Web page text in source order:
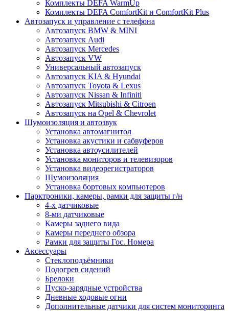
Комплекты DEFA WarmUp
Комплекты DEFA ComfortKit и ComfortKit Plus
Автозапуск и управление с телефона
Автозапуск BMW & MINI
Автозапуск Audi
Автозапуск Mercedes
Автозапуск VW
Универсальный автозапуск
Автозапуск KIA & Hyundai
Автозапуск Toyota & Lexus
Автозапуск Nissan & Infiniti
Автозапуск Mitsubishi & Citroen
Автозапуск на Opel & Chevrolet
Шумоизоляция и автозвук
Установка автомагнитол
Установка акустики и сабвуферов
Установка автоусилителей
Установка мониторов и телевизоров
Установка видеорегистраторов
Шумоизоляция
Установка бортовых компьютеров
Парктроники, камеры, рамки для защиты г/н
4-х датчиковые
8-ми датчиковые
Камеры заднего вида
Камеры переднего обзора
Рамки для защиты Гос. Номера
Аксессуары
Стеклоподъёмники
Подогрев сидений
Брелоки
Пуско-зарядные устройства
Дневные ходовые огни
Дополнительные датчики для систем мониторинга